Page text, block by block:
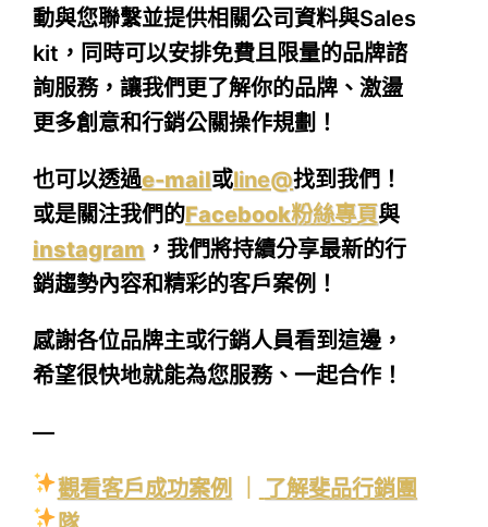
動與您聯繫並提供相關公司資料與Sales
kit，同時可以安排免費且限量的品牌諮
詢服務，讓我們更了解你的品牌、激盪
更多創意和行銷公關操作規劃！
也可以透過e-mail或line@找到我們！
或是關注我們的Facebook粉絲專頁與
instagram ，我們將持續分享最新的行
銷趨勢內容和精彩的客戶案例！
感謝各位品牌主或行銷人員看到這邊，
希望很快地就能為您服務、一起合作！
—
觀看客戶成功案例
了解斐品行銷團